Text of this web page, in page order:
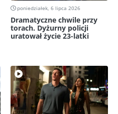
poniedziałek, 6 lipca 2026
Dramatyczne chwile przy
torach. Dyżurny policji
uratował życie 23-latki